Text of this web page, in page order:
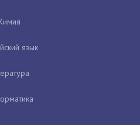
язык